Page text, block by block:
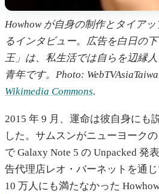
Howhow が自身の制作とタイア
るインタビュー。広告を白日の
王」は、私生活では自らを辺縁
青年です。Photo:
Wikimedia Commons.
2015 年 9 月、運命は彼自身にも
した。サムスンがニューヨーク
で Galaxy Note 5 の Unpacked 発
告代理店レオ・バーネットを通
10 万人にも満たなかった